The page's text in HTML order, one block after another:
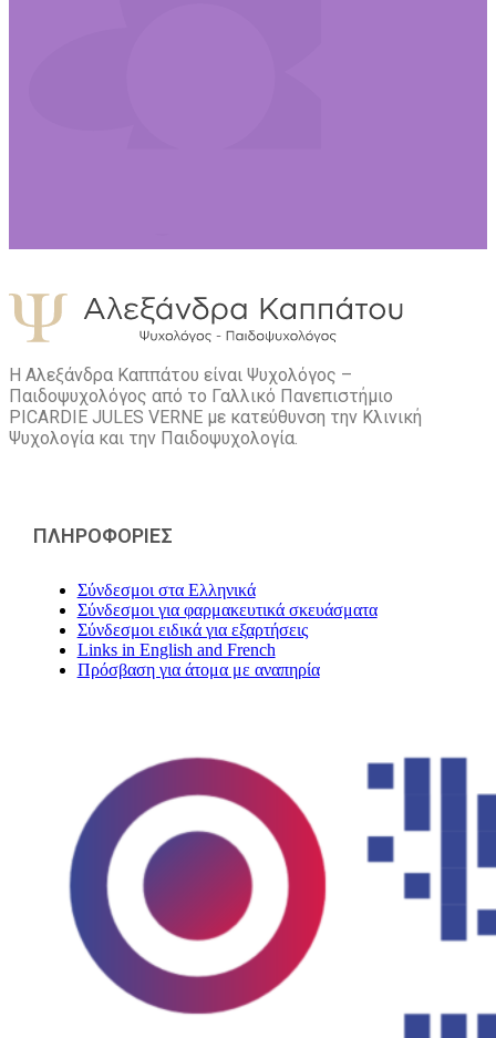
Η Αλεξάνδρα Καππάτου είναι Ψυχολόγος –
Παιδοψυχολόγος από το Γαλλικό Πανεπιστήμιο
PICARDIE JULES VERNE με κατεύθυνση την Kλινική
Ψυχολογία και την Παιδοψυχολογία.
ΠΛΗΡΟΦΟΡΙΕΣ
Σύνδεσμοι στα Ελληνικά
Σύνδεσμοι για φαρμακευτικά σκευάσματα
Σύνδεσμοι ειδικά για εξαρτήσεις
Links in English and French
Πρόσβαση για άτομα με αναπηρία